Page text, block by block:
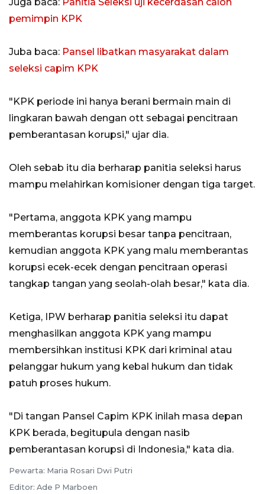
Juga baca: Panitia Seleksi uji kecerdasan calon
pemimpin KPK
Juba baca: Pansel libatkan masyarakat dalam
seleksi capim KPK
"KPK periode ini hanya berani bermain main di
lingkaran bawah dengan ott sebagai pencitraan
pemberantasan korupsi," ujar dia.
Oleh sebab itu dia berharap panitia seleksi harus
mampu melahirkan komisioner dengan tiga target.
"Pertama, anggota KPK yang mampu
memberantas korupsi besar tanpa pencitraan,
kemudian anggota KPK yang malu memberantas
korupsi ecek-ecek dengan pencitraan operasi
tangkap tangan yang seolah-olah besar," kata dia.
Ketiga, IPW berharap panitia seleksi itu dapat
menghasilkan anggota KPK yang mampu
membersihkan institusi KPK dari kriminal atau
pelanggar hukum yang kebal hukum dan tidak
patuh proses hukum.
"Di tangan Pansel Capim KPK inilah masa depan
KPK berada, begitupula dengan nasib
pemberantasan korupsi di Indonesia," kata dia.
Pewarta: Maria Rosari Dwi Putri
Editor: Ade P Marboen